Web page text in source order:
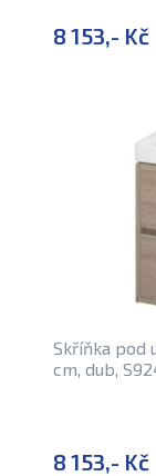
8 153,- Kč
Skříňka pod
cm, dub,
8 153,- Kč